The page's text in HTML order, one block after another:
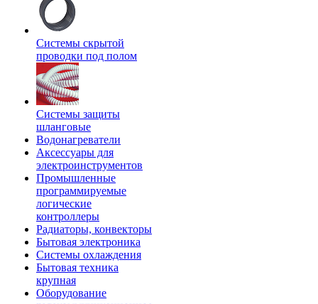
Системы скрытой
проводки под полом
Системы защиты
шланговые
Водонагреватели
Аксессуары для
электроинструментов
Промышленные
программируемые
логические
контроллеры
Радиаторы, конвекторы
Бытовая электроника
Системы охлаждения
Бытовая техника
крупная
Оборудование